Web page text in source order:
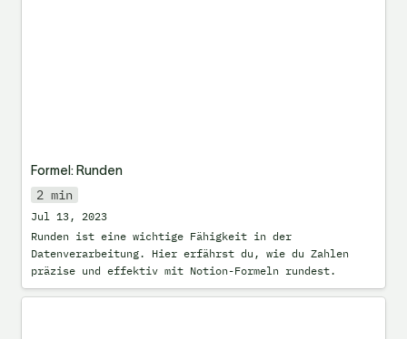
Formel: Runden
2 min
Jul 13, 2023
Runden ist eine wichtige Fähigkeit in der
Datenverarbeitung. Hier erfährst du, wie du Zahlen
präzise und effektiv mit Notion-Formeln rundest.